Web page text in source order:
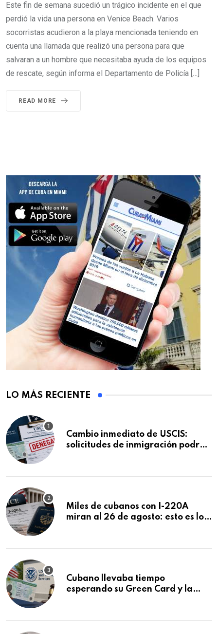
Este fin de semana sucedió un trágico incidente en el que
perdió la vida una persona en Venice Beach. Varios
socorristas acudieron a la playa mencionada teniendo en
cuenta una llamada que realizó una persona para que
salvaran a un hombre que necesitaba ayuda de los equipos
de rescate, según informa el Departamento de Policía […]
READ MORE
LO MÁS RECIENTE
Cambio inmediato de USCIS:
solicitudes de inmigración podrán
Miles de cubanos con I-220A
miran al 26 de agosto: esto es lo
Cubano llevaba tiempo
esperando su Green Card y la